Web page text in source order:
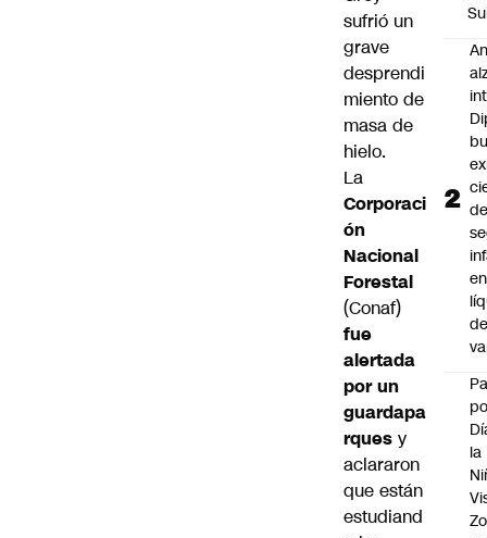
sufrió un
grave
desprendi
miento de
masa de
hielo.
La
Corporaci
ón
Nacional
Forestal
(Conaf)
fue
alertada
por un
guardapa
rques y
aclararon
que están
estudiand
de
en
de
la